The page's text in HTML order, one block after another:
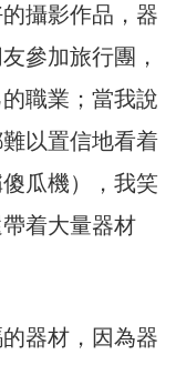
攝影作品，器
參加旅行團，
職業；當我說
以置信地看着
瓜機），我笑
着大量器材
器材，因為器